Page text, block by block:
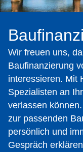
Wir freuen uns,
Baufinanzierung
interessieren. Mit
Spezialisten an
verlassen
zur passenden
persönlich und
Gespräch